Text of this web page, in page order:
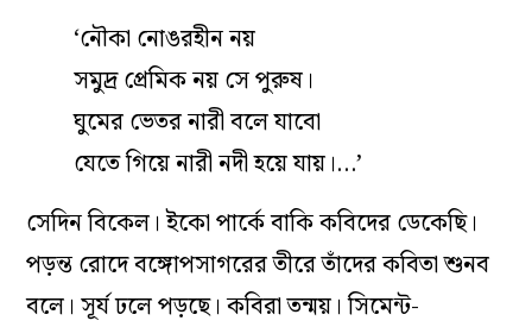
‘নৌকা নোঙরহীন নয়
সমুদ্র প্রেমিক নয় সে পুরুষ।
ঘুমের ভেতর নারী বলে যাবো
যেতে গিয়ে নারী নদী হয়ে যায়।…’
সেদিন বিকেল। ইকো পার্কে বাকি কবিদের ডেকেছি।
পড়ন্ত রোদে বঙ্গোপসাগরের তীরে তাঁদের কবিতা শুনব
বলে। সূর্য ঢলে পড়ছে। কবিরা তন্ময়। সিমেন্ট-